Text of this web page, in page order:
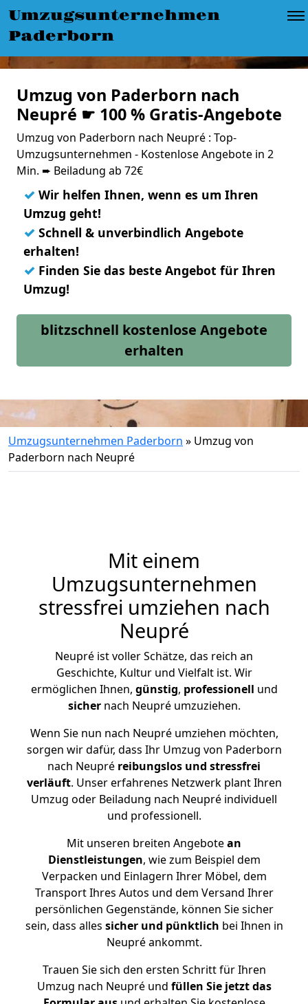
Umzugsunternehmen
Paderborn
Umzug von Paderborn nach
Neupré ☛ 100 % Gratis-Angebote
Umzug von Paderborn nach Neupré : Top-
Umzugsunternehmen - Kostenlose Angebote in 2
Min. ➨ Beiladung ab 72€
✓ Wir helfen Ihnen, wenn es um Ihren
Umzug geht!
✓ Schnell & unverbindlich Angebote
erhalten!
✓ Finden Sie das beste Angebot für Ihren
Umzug!
blitzschnell kostenlose Angebote
erhalten
Umzugsunternehmen Paderborn » Umzug von
Paderborn nach Neupré
Mit einem
Umzugsunternehmen
stressfrei umziehen nach
Neupré
Neupré ist voller Schätze, das reich an
Geschichte, Kultur und Vielfalt ist. Wir
ermöglichen Ihnen, günstig, professionell und
sichernach Neupré umzuziehen.
Wenn Sie nun nach Neupré umziehen möchten,
sorgen wir dafür, dass Ihr Umzug von Paderborn
nach Neupré reibungslos und stressfrei
verläuft. Unser erfahrenes Netzwerk plant Ihren
Umzug oder Beiladung nach Neupré individuell
und professionell.
Mit unseren breiten Angebotean
Dienstleistungen, wie zum Beispiel dem
Verpacken und Einlagern Ihrer Möbel, dem
Transport Ihres Autos und dem Versand Ihrer
persönlichen Gegenstände, können Sie sicher
sein, dass alles sicher und pünktlich bei Ihnen in
Neupré ankommt.
Trauen Sie sich den ersten Schritt für Ihren
Umzug nach Neupré und füllen Sie jetzt das